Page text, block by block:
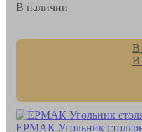
В наличии
В
В
ЕРМАК Угольник